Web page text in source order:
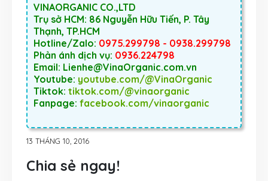
VINAORGANIC CO.,LTD
Trụ sở HCM: 86 Nguyễn Hữu Tiến, P. Tây
Thạnh, TP.HCM
Hotline/Zalo: 0975.299798 - 0938.299798
Phản ánh dịch vụ: 0936.224798
Email: Lienhe@VinaOrganic.com.vn
Youtube: youtube.com/@VinaOrganic
Tiktok: tiktok.com/@vinaorganic
Fanpage: facebook.com/vinaorganic
13 THÁNG 10, 2016
Chia sẻ ngay!